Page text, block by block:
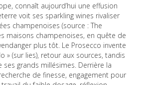
connaît aujourd’hui une effusion
voit ses sparkling wines rivaliser
champenoises (source : The
maisons champenoises, en quête de
plus tôt. Le Prosecco invente
» (sur lies), retour aux sources, tandis
ses grands millésimes. Derrière la
de finesse, engagement pour